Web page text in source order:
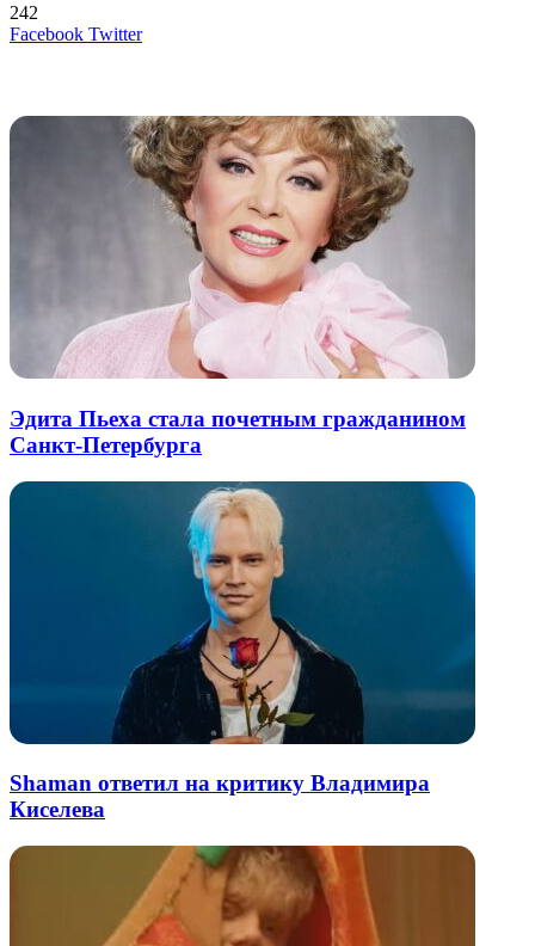
242
Facebook TwitterLinkedIn
Tumblr
Reddit
Вконтакте
Одноклассники
Skype
Messenger
Messenger
WhatsApp
Telegram
Viber
Line
Поделиться
Печатать
Эдита Пьеха стала почетным гражданином
Санкт-Петербурга
Shaman ответил на критику Владимира
Киселева